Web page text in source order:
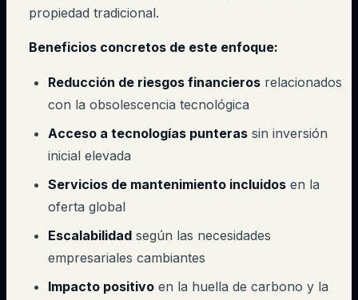
propiedad tradicional.
Beneficios concretos de este enfoque:
Reducción de riesgos financieros relacionados
con la obsolescencia tecnológica
Acceso a tecnologías punteras sin inversión
inicial elevada
Servicios de mantenimiento incluidos en la
oferta global
Escalabilidad según las necesidades
empresariales cambiantes
Impacto positivo en la huella de carbono y la